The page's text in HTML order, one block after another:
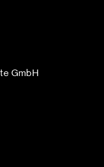
GmbH